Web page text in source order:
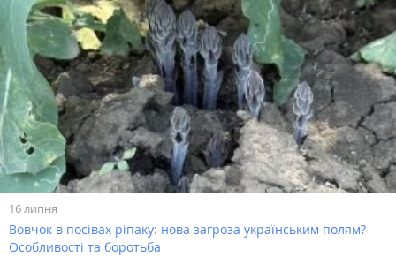
16 липня
Вовчок в посівах ріпаку: нова загроза українським полям?
Особливості та боротьба